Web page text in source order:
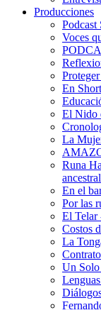
Producciones
Podcast
Voces
En
El Nido
La
Runa
En el
Por las
El Telar
Costos
La
Un